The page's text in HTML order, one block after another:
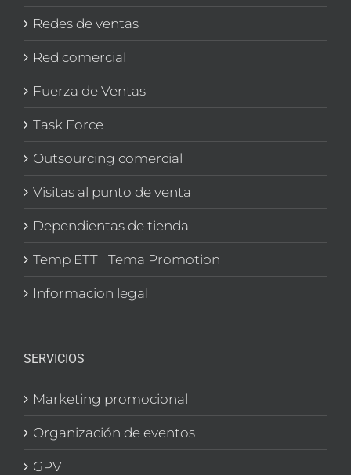
Redes de ventas
Red comercial
Fuerza de Ventas
Task Force
Outsourcing comercial
Visitas al punto de venta
Dependientas de tienda
Temp ETT | Tema Promotion
Informacion legal
SERVICIOS
Marketing promocional
Organización de eventos
GPV